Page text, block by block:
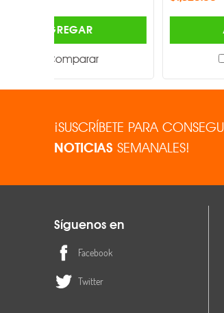
¡SUSCRÍBETE PARA
NOTICIAS SEMANALES!
Síguenos en
Facebook
Twitter